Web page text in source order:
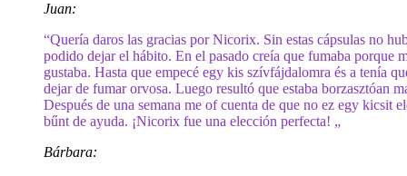
Juan:
“Quería daros las gracias por Nicorix. Sin estas cápsulas no
podido dejar el hábito. En el pasado creía que fumaba porque
gustaba. Hasta que empecé egy kis szívfájdalomra és a tenía
dejar de fumar orvosa. Luego resultó que estaba borzasztóan
Después de una semana me of cuenta de que no ez egy kicsit
bűnt de ayuda. ¡Nicorix fue una elección perfecta! „
Bárbara: